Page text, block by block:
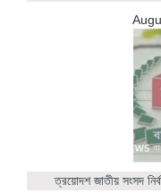
ত্রয়োদশ জাতীয় সংসদ